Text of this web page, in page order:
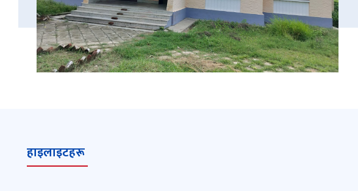
हाइलाइटहरू